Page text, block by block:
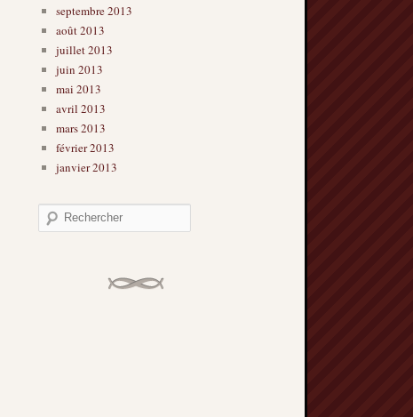
septembre 2013
août 2013
juillet 2013
juin 2013
mai 2013
avril 2013
mars 2013
février 2013
janvier 2013